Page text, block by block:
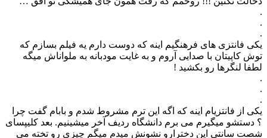
.
.
.
یکی فانتزی های فرهنگیم اینه که دوست دارم یه فیلم بسازم که
توش کاپیتان با صدایى آروم و به غایت مودبانه به ملواناش میگه
لطفا لنگرها رو بکشید !
.
.
.
یکی از فانتزیام اینه که اگه این ترم مشروط شدم و بابام گفت چرا
؟ دستشو میگیرم می برم دانشگاه ردیف آخر میشینیم. بعد کلیپسای
شصت سانتی این دخترارو نشونش میدم میگم چیزی رو تخته می